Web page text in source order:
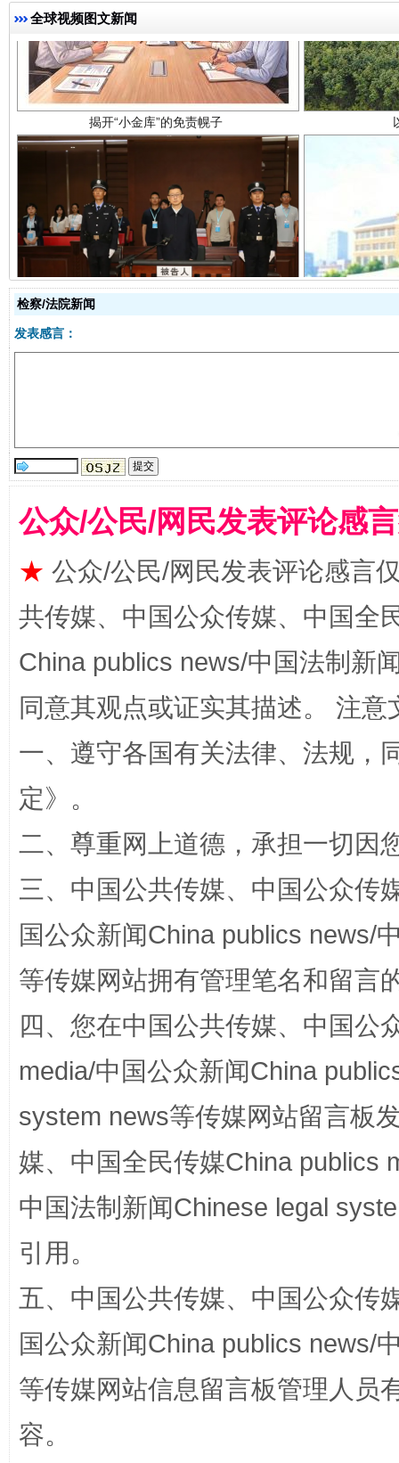
全球视频图文新闻
揭开“小金库”的免责幌子
受贿1.44亿！段成刚被判无期 从幼
全民健身五年计划来了！等你上场
阿坝州三大球赛在茂县开幕 规模
国家大学科技园优化重塑工作
检察/法院新闻
发表感言：
公众/公民/网民发表评论感
★ 公众/公民/网民发表评论感言
共传媒、中国公众传媒、中国全
China publics news/中国法制新
同意其观点或证实其描述。 注
一、遵守各国有关法律、法规，
定》。
二、尊重网上道德，承担一切因
三、中国公共传媒、中国公众传
国公众新闻China publics news/
等传媒网站拥有管理笔名和留言
四、您在中国公共传媒、中国公
media/中国公众新闻China
system news等传媒网站留言板
媒、中国全民传媒China publics
中国法制新闻Chinese legal
引用。
五、中国公共传媒、中国公众传
国公众新闻China publics news/
等传媒网站信息留言板管理人员
容。